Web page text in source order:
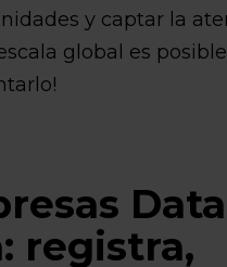
y captar la
global es posible.
Data
registra,